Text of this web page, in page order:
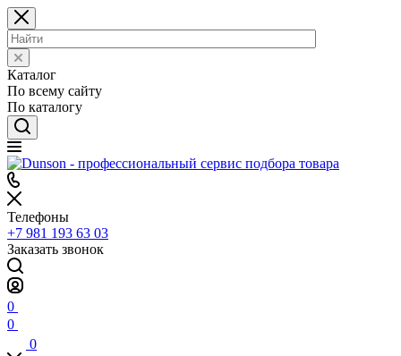
Каталог
По всему сайту
По каталогу
Телефоны
+7 981 193 63 03
Заказать звонок
0
0
0